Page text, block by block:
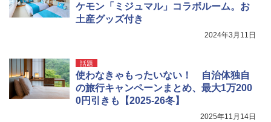
ケモン「ミジュマル」コラボルーム。お
土産グッズ付き
2024年3月11日
話題
使わなきゃもったいない！ 自治体独自
の旅行キャンペーンまとめ、最大1万200
0円引きも【2025-26冬】
2025年11月14日